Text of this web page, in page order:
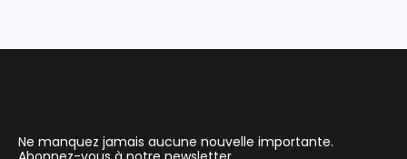
Ne manquez jamais aucune nouvelle importante.